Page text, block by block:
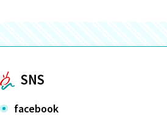
SNS
facebook